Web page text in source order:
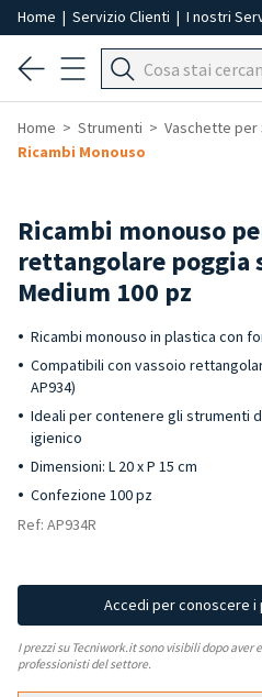
Home | Servizio Clienti | I nostri
Home Strumenti
Vaschette per
Ricambi Monouso
Ricambi monouso
rettangolare
Medium 100 pz
Ricambi monouso in plastica con
Compatibili con vassoio
AP934)
Ideali per contenere gli strumenti
igienico
Dimensioni: L 20 x P 15 cm
Confezione 100 pz
Ref: AP934R
Accedi per conoscere i
I prezzi su Tecniwork.it sono visibili dopo
professionisti del settore.